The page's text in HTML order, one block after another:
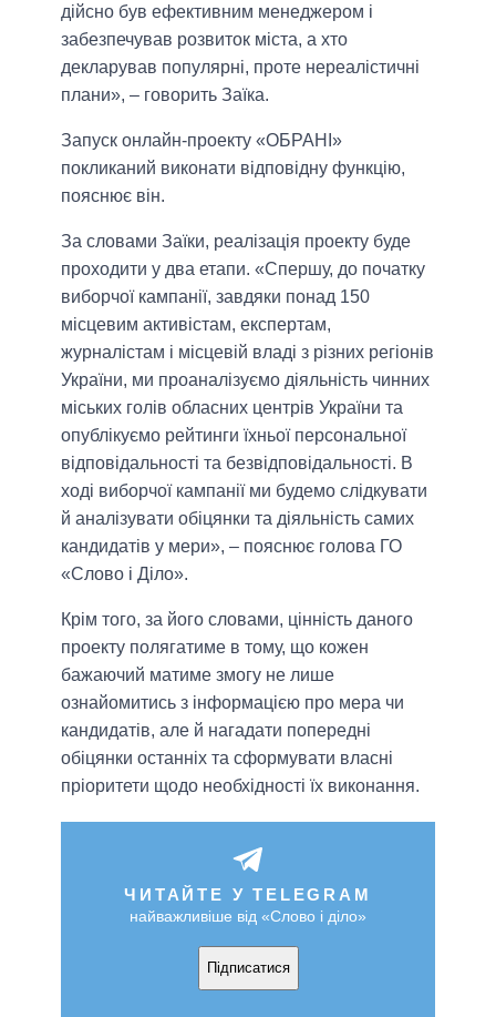
дійсно був ефективним менеджером і
забезпечував розвиток міста, а хто
декларував популярні, проте нереалістичні
плани», – говорить Заїка.
Запуск онлайн-проекту «ОБРАНІ»
покликаний виконати відповідну функцію,
пояснює він.
За словами Заїки, реалізація проекту буде
проходити у два етапи. «Спершу, до початку
виборчої кампанії, завдяки понад 150
місцевим активістам, експертам,
журналістам і місцевій владі з різних регіонів
України, ми проаналізуємо діяльність чинних
міських голів обласних центрів України та
опублікуємо рейтинги їхньої персональної
відповідальності та безвідповідальності. В
ході виборчої кампанії ми будемо слідкувати
й аналізувати обіцянки та діяльність самих
кандидатів у мери», – пояснює голова ГО
«Слово і Діло».
Крім того, за його словами, цінність даного
проекту полягатиме в тому, що кожен
бажаючий матиме змогу не лише
ознайомитись з інформацією про мера чи
кандидатів, але й нагадати попередні
обіцянки останніх та сформувати власні
пріоритети щодо необхідності їх виконання.
ЧИТАЙТЕ У TELEGRAM
найважливіше від «Слово і діло»
Підписатися